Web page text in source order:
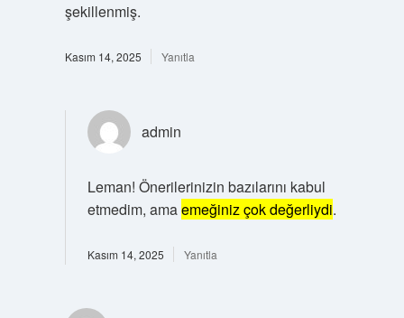
şekillenmiş.
Kasım 14, 2025 Yanıtla
admin
Leman! Önerilerinizin bazılarını kabul
etmedim, amaemeğiniz çok değerliydi.
Kasım 14, 2025 Yanıtla